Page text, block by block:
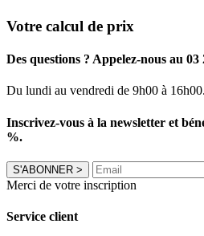
Votre calcul de prix
Des questions ? Appelez-nous au 03
Du lundi au vendredi de 9h00 à 16h00.
Inscrivez-vous à la newsletter et
%.
S'ABONNER >
Merci de votre inscription
Service client